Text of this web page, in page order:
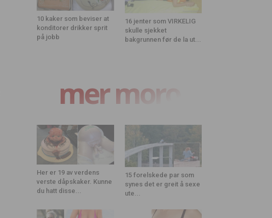
10 kaker som beviser at
konditorer drikker sprit
på jobb
16 jenter som VIRKELIG
skulle sjekket
bakgrunnen før de la ut...
mer moro
Her er 19 av verdens
verste dåpskaker. Kunne
du hatt disse...
15 forelskede par som
synes det er greit å sexe
ute...